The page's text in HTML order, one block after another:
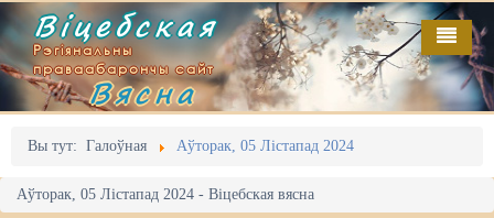
Віцебская
Рэгіянальны
праваабарончы сайт
Вясна
Вы тут: Галоўная Аўторак, 05 Лістапад 2024
Аўторак, 05 Лістапад 2024 - Віцебская вясна
Галоўная
Адміністрацыйны перасьлед
Акцыі
Выданьні
Відэа